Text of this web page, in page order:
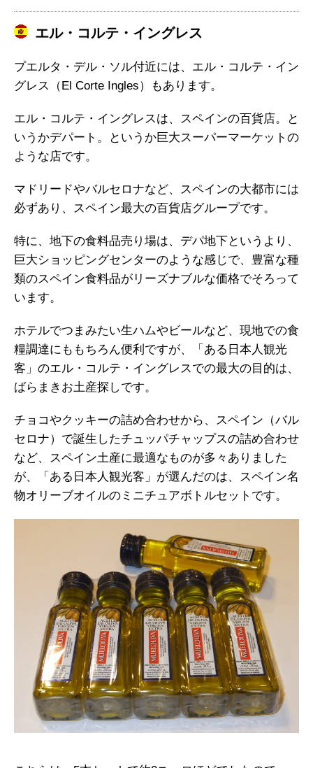
エル・コルテ・イングレス
プエルタ・デル・ソル付近には、エル・コルテ・イン
グレス（El Corte Ingles）もあります。
エル・コルテ・イングレスは、スペインの百貨店。と
いうかデパート。というか巨大スーパーマーケットの
ような店です。
マドリードやバルセロナなど、スペインの大都市には
必ずあり、スペイン最大の百貨店グループです。
特に、地下の食料品売り場は、デパ地下というより、
巨大ショッピングセンターのような感じで、豊富な種
類のスペイン食料品がリーズナブルな価格でそろって
います。
ホテルでつまみたい生ハムやビールなど、現地での食
糧調達にももちろん便利ですが、「ある日本人観光
客」のエル・コルテ・イングレスでの最大の目的は、
ばらまきお土産探しです。
チョコやクッキーの詰め合わせから、スペイン（バル
セロナ）で誕生したチュッパチャップスの詰め合わせ
など、スペイン土産に最適なものが多々ありました
が、「ある日本人観光客」が選んだのは、スペイン名
物オリーブオイルのミニチュアボトルセットです。